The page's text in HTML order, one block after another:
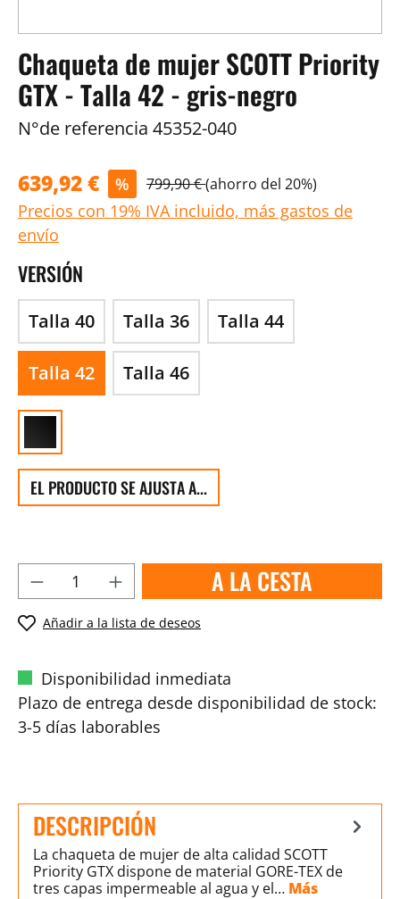
Chaqueta de mujer SCOTT Priority
GTX - Talla 42 - gris-negro
N°de referencia 45352-040
639,92 € % 799,90 €(ahorro del 20%)
Precios con 19% IVA incluido, más gastos de
envío
VERSIÓN
Talla 40 Talla 36 Talla 44
Talla 42 Talla 46
EL PRODUCTO SE AJUSTA A...
A LA CESTA
Añadir a la lista de deseos
Disponibilidad inmediata
Plazo de entrega desde disponibilidad de stock:
3-5 días laborables
DESCRIPCIÓN
La chaqueta de mujer de alta calidad SCOTT
Priority GTX dispone de material GORE-TEX de
tres capas impermeable al agua y el… Más